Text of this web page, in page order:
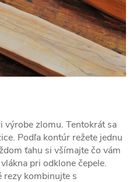
výrobe zlomu. Tentokrát sa
Podľa kontúr režete jednu
ťahu si všímajte čo vám
pri odklone čepele.
rezy kombinujte s